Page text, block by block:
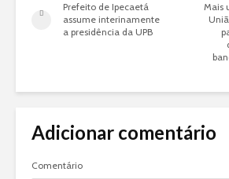
Prefeito de Ipecaetá
assume interinamente
a presidência da UPB
Mais
Adicionar comentário
Comentário